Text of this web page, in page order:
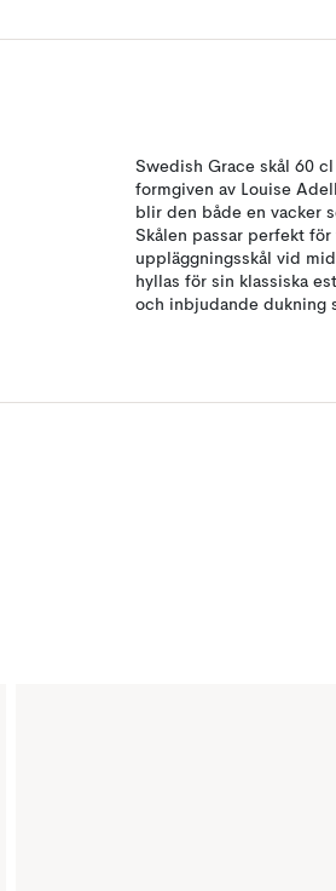
Swedish Grace skål 60
formgiven av Louise
blir den både en vacker
Skålen passar perfekt
uppläggningsskål vid
hyllas för sin klassiska
och inbjudande dukning